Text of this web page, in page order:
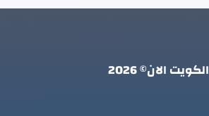
الكويت الان© 2026